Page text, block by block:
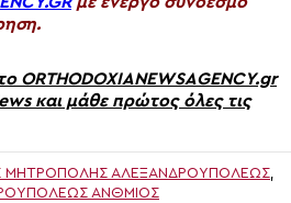
ORTHODOXIANEWSAGENCY.gr
και μάθε πρώτος όλες τις
ΜΗΤΡΌΠΟΛΗΣ ΑΛΕΞΑΝΔΡΟΥΠΌΛΕΩΣ,
ΆΝΘΜΙΟΣ